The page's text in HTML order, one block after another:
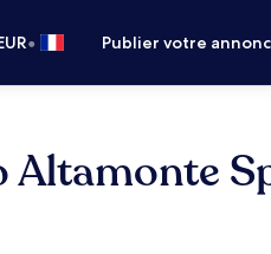
• Publier votre